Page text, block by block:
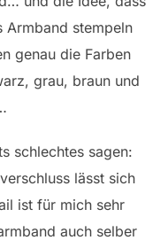
Armband stempeln
genau die Farben
grau, braun und
schlechtes sagen:
lässt sich
ist für mich sehr
auch selber